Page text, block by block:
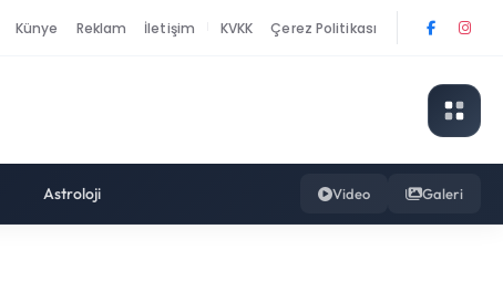
Künye Reklam İletişim KVKK Çerez Politikası
Astroloji Video Galeri